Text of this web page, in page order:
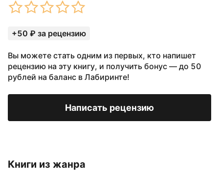
+50 ₽ за рецензию
Вы можете стать одним из первых, кто напишет
рецензию на эту книгу, и получить бонус — до 50
рублей на баланс в Лабиринте!
Написать рецензию
Книги из жанра